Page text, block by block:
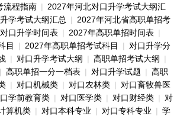
流程指南 | 2027年河北对口升学考试大纲汇
学考试大纲汇总 | 2027年河北省高职单招考
口升学时间表 | 2027年高职单招时间表 |
目
| 2027年高职单招考试科目 | 对口升学分
| 对口升学考试大纲 | 高职单招考试大纲 |
| 高职单招一分一档表 | 对口升学试题 | 高职
| 对口机械类 | 对口农林类 | 对口畜牧兽医
学前教育类 | 对口医学类 | 对口财经类 | 对
算机类 | 对口本科专业 | 对口专科专业 | 学